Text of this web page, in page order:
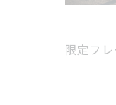
限定フ